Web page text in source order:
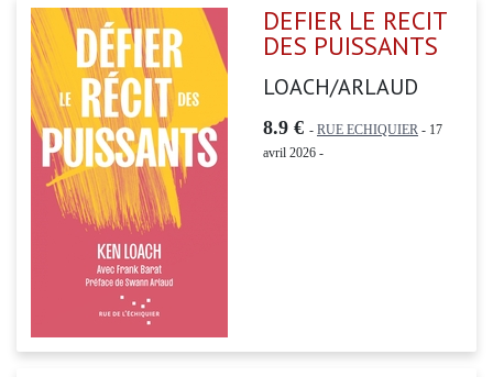
DEFIER LE RECIT
DES PUISSANTS
LOACH/ARLAUD
8.9 € - RUE ECHIQUIER - 17
avril 2026 -